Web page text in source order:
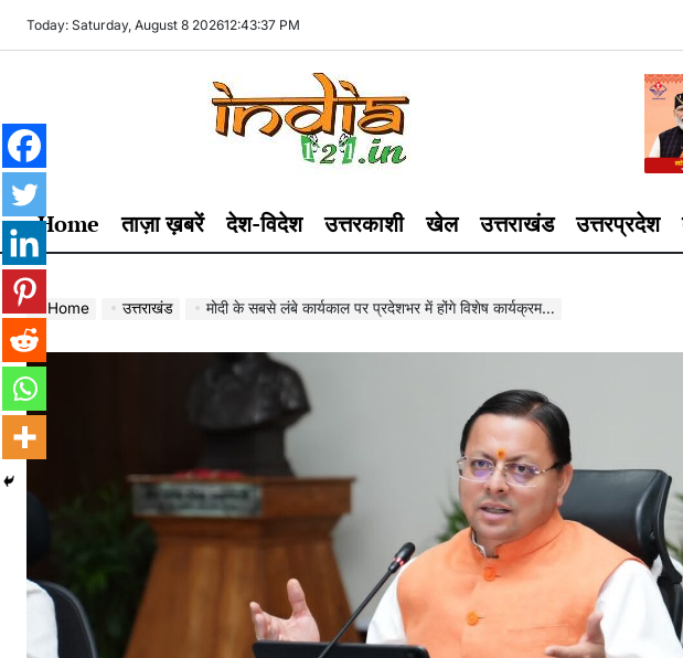
Today: Saturday, August 8 202612:43:38 PM
India121
Home ताज़ा ख़बरें देश-विदेश उत्तरकाशी खेल उत्तराखंड उत्तरप्रदेश
Home उत्तराखंड मोदी के सबसे लंबे कार्यकाल पर प्रदेशभर में होंगे विशेष कार्यक्रम…